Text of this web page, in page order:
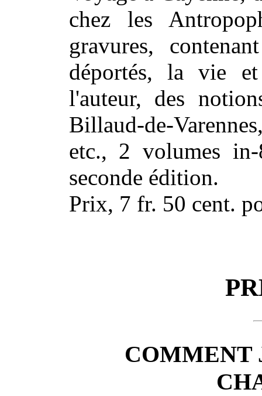
chez les
gravures,
déportés, la vie
l'auteur, des
Billaud-de-
etc., 2 volumes
seconde édition.
Prix, 7 fr. 50 cent.
COMMENT